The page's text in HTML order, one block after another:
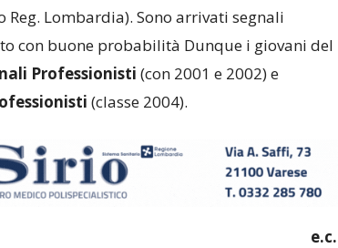
Lombardia). Sono arrivati segnali
con buone probabilità Dunque i giovani del
Professionisti (con 2001 e 2002) e
(classe 2004).
e.c.